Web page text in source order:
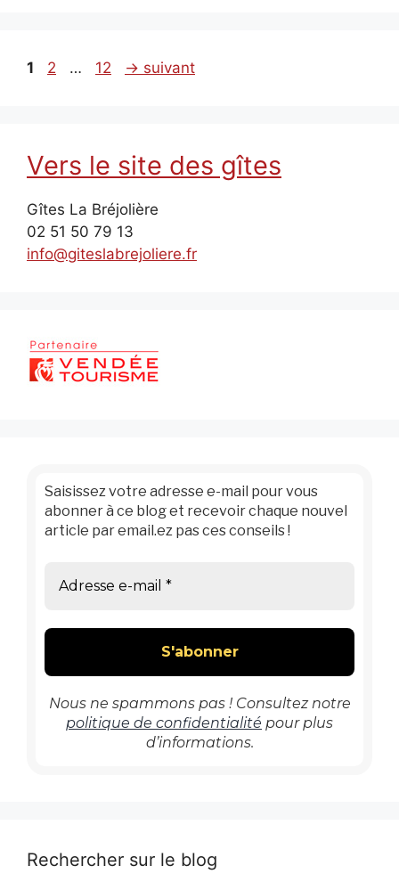
Page
1 Page
2 … Page
12 → suivant
Vers le site des gîtes
Gîtes La Bréjolière
02 51 50 79 13
info@giteslabrejoliere.fr
Saisissez votre adresse e-mail pour vous
abonner à ce blog et recevoir chaque nouvel
article par email.ez pas ces conseils !
Nous ne spammons pas ! Consultez notre
politique de confidentialité pour plus
d’informations.
Rechercher sur le blog